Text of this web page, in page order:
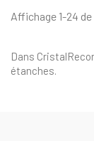
Affichage 1-24
Dans
étanches.